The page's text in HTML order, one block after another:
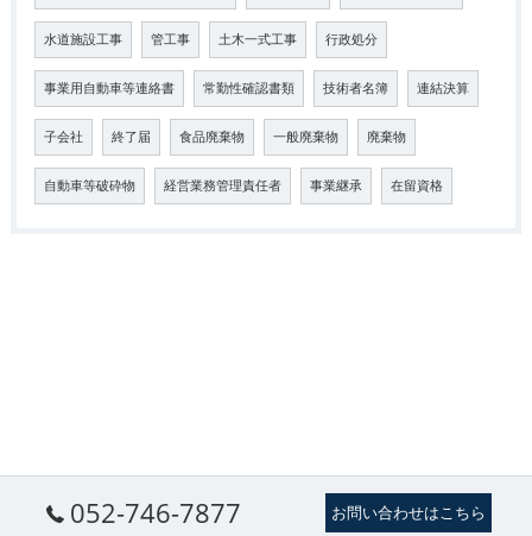
水道施設工事 管工事 土木一式工事 行政処分
事業用自動車等連絡書 常勤性確認書類 技術者名簿 連結決算
子会社 終了届 食品廃棄物 一般廃棄物 廃棄物
自動車等破砕物 経営業務管理責任者 事業継承 在留資格
052-746-7877 お問い合わせはこちら